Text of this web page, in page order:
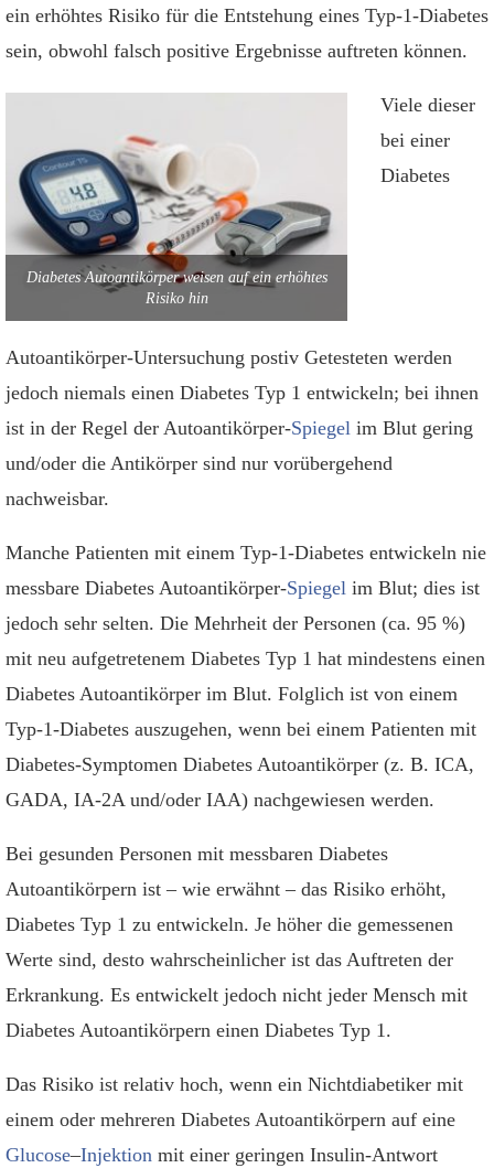
ein erhöhtes Risiko für die Entstehung eines Typ-1-Diabetes
sein, obwohl falsch positive Ergebnisse auftreten können.
Diabetes Autoantikörper weisen auf ein erhöhtes
Risiko hin
Viele dieser
bei einer
Diabetes
Autoantikörper-Untersuchung postiv Getesteten werden
jedoch niemals einen Diabetes Typ 1 entwickeln; bei ihnen
ist in der Regel der Autoantikörper-Spiegel im Blut gering
und/oder die Antikörper sind nur vorübergehend
nachweisbar.
Manche Patienten mit einem Typ-1-Diabetes entwickeln nie
messbare Diabetes Autoantikörper-Spiegel im Blut; dies ist
jedoch sehr selten. Die Mehrheit der Personen (ca. 95 %)
mit neu aufgetretenem Diabetes Typ 1 hat mindestens einen
Diabetes Autoantikörper im Blut. Folglich ist von einem
Typ-1-Diabetes auszugehen, wenn bei einem Patienten mit
Diabetes-Symptomen Diabetes Autoantikörper (z. B. ICA,
GADA, IA-2A und/oder IAA) nachgewiesen werden.
Bei gesunden Personen mit messbaren Diabetes
Autoantikörpern ist – wie erwähnt – das Risiko erhöht,
Diabetes Typ 1 zu entwickeln. Je höher die gemessenen
Werte sind, desto wahrscheinlicher ist das Auftreten der
Erkrankung. Es entwickelt jedoch nicht jeder Mensch mit
Diabetes Autoantikörpern einen Diabetes Typ 1.
Das Risiko ist relativ hoch, wenn ein Nichtdiabetiker mit
einem oder mehreren Diabetes Autoantikörpern auf eine
Glucose–Injektion mit einer geringen Insulin-Antwort